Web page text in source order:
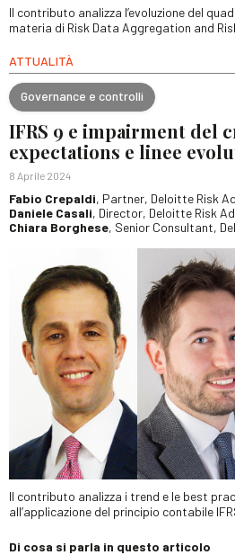
Il contributo analizza l’evoluzione del
materia di Risk Data Aggregation and
ATTUALITÀ
Governance e controlli
IFRS 9 e impairment del
expectations e linee
8 Aprile 2024
Fabio Crepaldi, Partner, Deloitte Risk
Daniele Casali, Director, Deloitte Risk
Chiara Borghese, Senior Consultant,
Il contributo analizza i trend e le best
all’applicazione del principio contabile
Di cosa si parla in questo articolo